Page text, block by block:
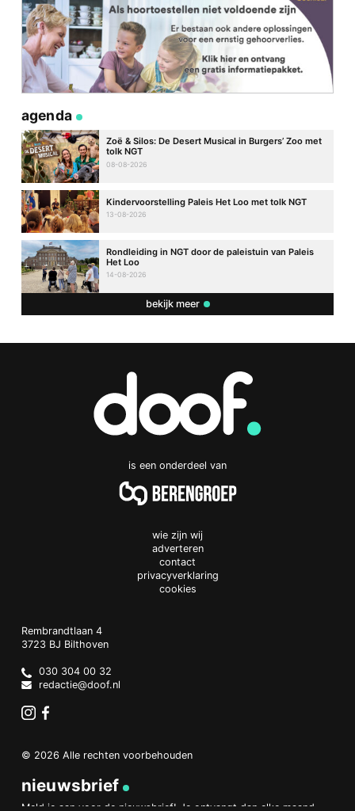
agenda
Zoë & Silos: De Desert Musical in Burgers’ Zoo met
tolk NGT
08-08-2026
Kindervoorstelling Paleis Het Loo met tolk NGT
13-08-2026
Rondleiding in NGT door de paleistuin van Paleis
Het Loo
14-08-2026
bekijk meer
is een onderdeel van
wie zijn wij
adverteren
contact
privacyverklaring
cookies
Doof.nl
work
Rembrandtlaan 4
3723 BJ Bilthoven
Netherlands
030 304 00 32
redactie@doof.nl
© 2026 Alle rechten voorbehouden
nieuwsbrief
Meld je aan voor de nieuwsbrief! Je ontvangt dan elke maand